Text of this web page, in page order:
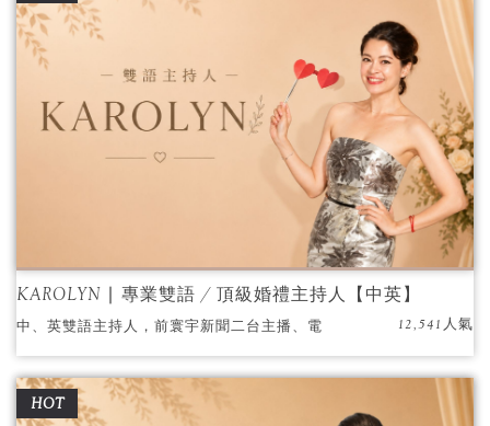
多元，是活動臻於完美的保證，更多年至國外
參與國際大型活動之頂尖主持人。
KAROLYN ∣ 專業雙語 / 頂級婚禮主持人【中英】
中、英雙語主持人，前寰宇新聞二台主播、電
視台主持人、各大記者會晚會特定主持人，氣
質非凡、聲線清晰，獲得許多新人嘉賓的肯
定！
12,541人氣
HOT